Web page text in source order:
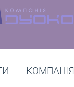
КОМПАНІЯ